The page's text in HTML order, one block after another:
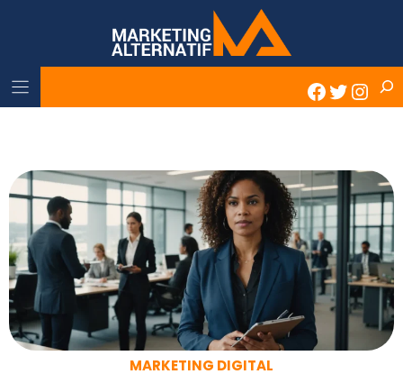
Twitter
MARKETING DIGITAL